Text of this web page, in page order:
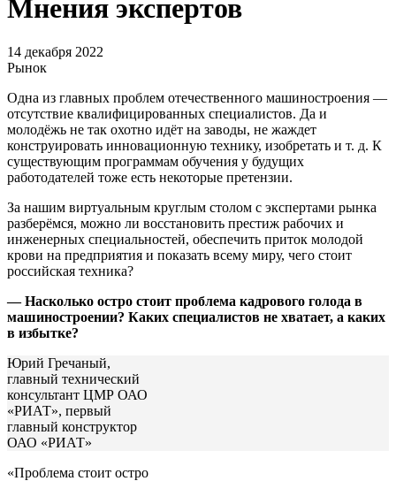
Мнения экспертов
14 декабря 2022
Рынок
Одна из главных проблем отечественного машиностроения —
отсутствие квалифицированных специалистов. Да и
молодёжь не так охотно идёт на заводы, не жаждет
конструировать инновационную технику, изобретать и т. д. К
существующим программам обучения у будущих
работодателей тоже есть некоторые претензии.
За нашим виртуальным круглым столом с экспертами рынка
разберёмся, можно ли восстановить престиж рабочих и
инженерных специальностей, обеспечить приток молодой
крови на предприятия и показать всему миру, чего стоит
российская техника?
— Насколько остро стоит проблема кадрового голода в
машиностроении? Каких специалистов не хватает, а каких
в избытке?
Юрий Гречаный,
главный технический
консультант ЦМР ОАО
«РИАТ», первый
главный конструктор
ОАО «РИАТ»
«Проблема стоит остро